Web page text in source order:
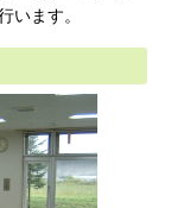
います。